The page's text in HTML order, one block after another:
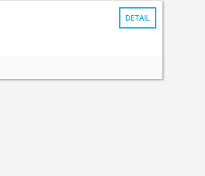
DETAIL